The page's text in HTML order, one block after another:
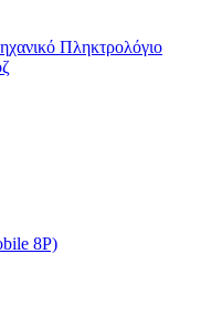
Πληκτρολόγιο
8P)